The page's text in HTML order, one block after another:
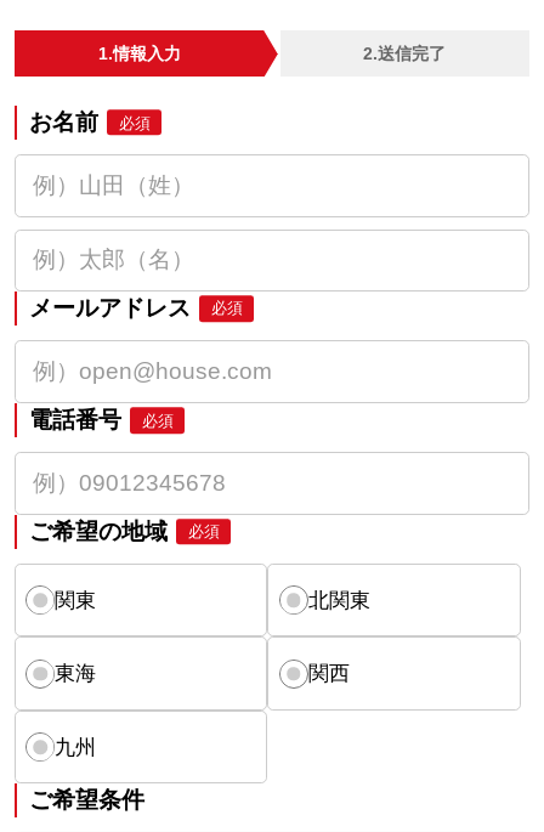
1.情報入力 2.送信完了
お名前 必須
メールアドレス 必須
電話番号 必須
ご希望の地域 必須
関東 北関東
東海 関西
九州
ご希望条件